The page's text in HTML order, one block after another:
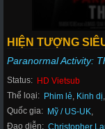
HIỆN TƯỢNG
Paranormal Activity:
Status: HD Vietsub
Thể loại: Phim lẻ, Kinh dị,
Quốc gia: Mỹ / US-UK,
Đạo diễn: